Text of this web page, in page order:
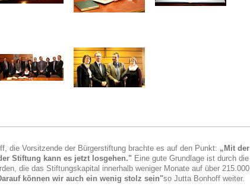
die Vorsitzende der Bürgerstiftung brachte es auf den Punkt: „Mit der
Stiftung kann es jetzt losgehen." Eine gute Grundlage ist durch die
die das Stiftungskapital innerhalb weniger Monate auf über 215.000
können wir auch ein wenig stolz sein"so Jutta Bonhoff weiter.